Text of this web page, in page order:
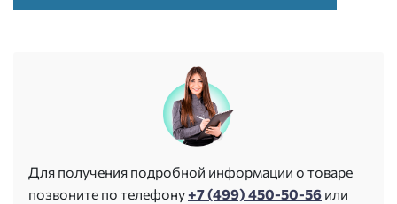
Для получения подробной информации о товаре
позвоните по телефону+7 (499) 450-50-56 или